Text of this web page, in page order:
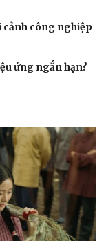
cảnh công nghiệp
ứng ngắn hạn?